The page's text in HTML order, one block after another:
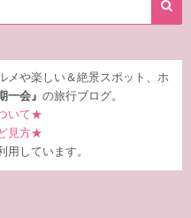
メや楽しい＆絶景スポット、ホ
一会』 の旅行ブログ。
いて★
見方★
しています。